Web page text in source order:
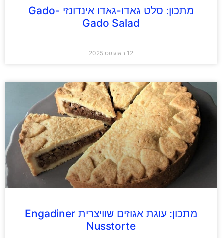
מתכון: סלט גאדו-גאדו אינדונזי Gado-
Gado Salad
12 באוגוסט 2025
מתכון: עוגת אגוזים שוויצרית Engadiner
Nusstorte